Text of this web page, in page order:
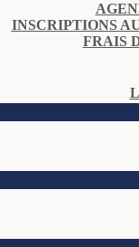
INSCRIPTIONS
FRAIS